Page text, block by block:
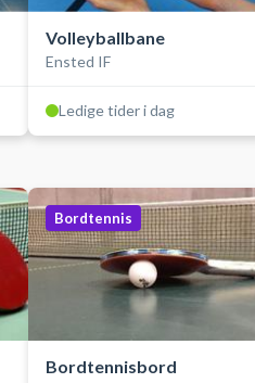
Volleyballbane
Ensted IF
Ledige tider i dag
Bordtennis
Bordtennisbord